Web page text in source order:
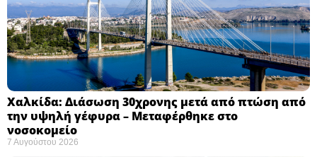
Χαλκίδα: Διάσωση 30χρονης μετά από πτώση από
την υψηλή γέφυρα – Μεταφέρθηκε στο
νοσοκομείο ​
7 Αυγούστου 2026